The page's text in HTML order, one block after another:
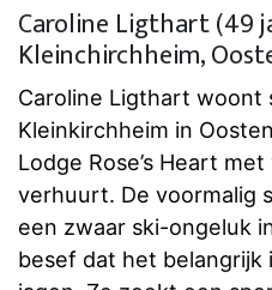
Caroline Ligthart (49
Kleinchirchheim,
Caroline Ligthart woont
Kleinkirchheim in
Lodge Rose’s Heart
verhuurt. De voormalig
een zwaar ski-ongeluk
besef dat het belangrijk